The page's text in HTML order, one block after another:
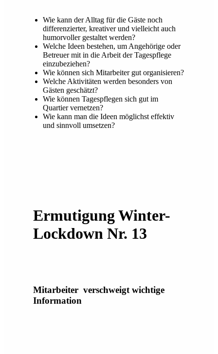
Wie kann der Alltag für die Gäste noch
differenzierter, kreativer und vielleicht auch
humorvoller gestaltet werden?
Welche Ideen bestehen, um Angehörige oder
Betreuer mit in die Arbeit der Tagespflege
einzubeziehen?
Wie können sich Mitarbeiter gut organisieren?
Welche Aktivitäten werden besonders von
Gästen geschätzt?
Wie können Tagespflegen sich gut im
Quartier vernetzen?
Wie kann man die Ideen möglichst effektiv
und sinnvoll umsetzen?
Ermutigung Winter-
Lockdown Nr. 13
Mitarbeiter verschweigt wichtige
Information